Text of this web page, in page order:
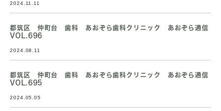
2024.11.11
都筑区 仲町台 歯科 あおぞら歯科クリニック あおぞら通信
VOL.696
2024.08.11
都筑区 仲町台 歯科 あおぞら歯科クリニック あおぞら通信
VOL.695
2024.05.05